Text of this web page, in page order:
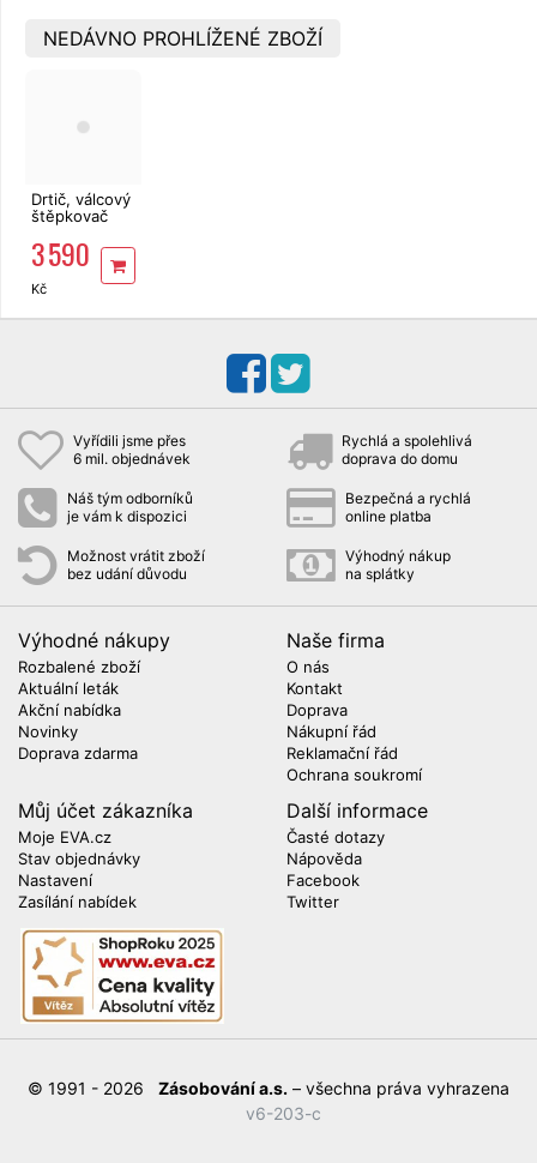
NEDÁVNO PROHLÍŽENÉ ZBOŽÍ
Drtič, válcový
štěpkovač
Einhell
Classic
elektrický
3 590
Kč
Vyřídili jsme přes
6 mil. objednávek
Rychlá a spolehlivá
doprava do domu
Náš tým odborníků
je vám k dispozici
Bezpečná a rychlá
online platba
Možnost vrátit zboží
bez udání důvodu
Výhodný nákup
na splátky
Výhodné nákupy
Rozbalené zboží
Aktuální leták
Akční nabídka
Novinky
Doprava zdarma
Naše firma
O nás
Kontakt
Doprava
Nákupní řád
Reklamační řád
Ochrana soukromí
Můj účet zákazníka
Moje EVA.cz
Stav objednávky
Nastavení
Zasílání nabídek
Další informace
Časté dotazy
Nápověda
Facebook
Twitter
© 1991 - 2026 Zásobování a.s. – všechna práva vyhrazena
v6-203-c